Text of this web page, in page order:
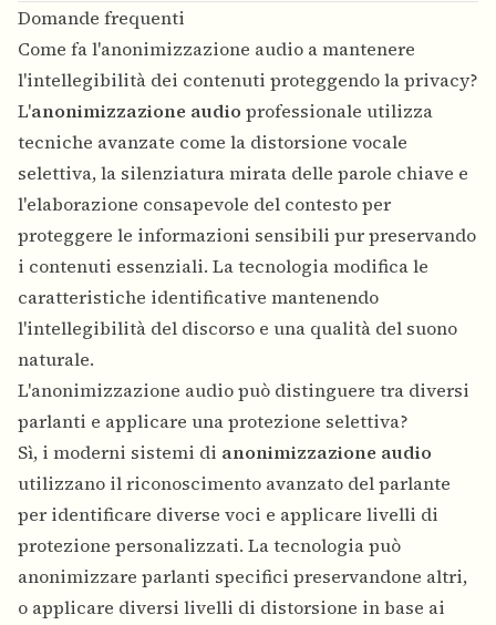
Domande frequenti
Come fa l'anonimizzazione audio a mantenere
l'intellegibilità dei contenuti proteggendo la privacy?
L'anonimizzazione audio professionale utilizza
tecniche avanzate come la distorsione vocale
selettiva, la silenziatura mirata delle parole chiave e
l'elaborazione consapevole del contesto per
proteggere le informazioni sensibili pur preservando
i contenuti essenziali. La tecnologia modifica le
caratteristiche identificative mantenendo
l'intellegibilità del discorso e una qualità del suono
naturale.
L'anonimizzazione audio può distinguere tra diversi
parlanti e applicare una protezione selettiva?
Sì, i moderni sistemi di anonimizzazione audio
utilizzano il riconoscimento avanzato del parlante
per identificare diverse voci e applicare livelli di
protezione personalizzati. La tecnologia può
anonimizzare parlanti specifici preservandone altri,
o applicare diversi livelli di distorsione in base ai